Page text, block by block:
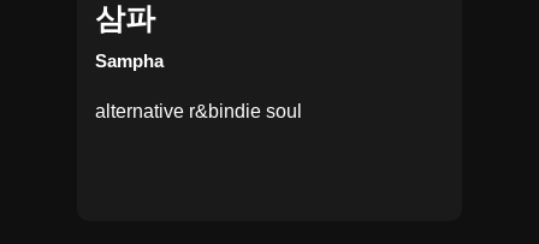
삼파
Sampha
alternative r&bindie soul